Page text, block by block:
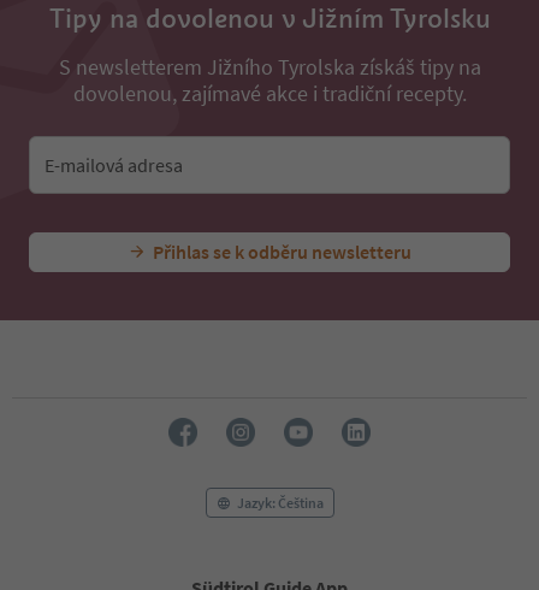
Tipy na dovolenou v Jižním Tyrolsku
S newsletterem Jižního Tyrolska získáš tipy na
dovolenou, zajímavé akce i tradiční recepty.
E-mailová adresa
Přihlas se k odběru newsletteru
Jazyk: Čeština